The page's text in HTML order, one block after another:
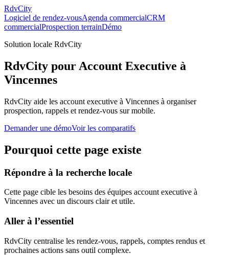
RdvCity
Logiciel de rendez-vousAgenda commercialCRM
commercialProspection terrainDémo
Solution locale RdvCity
RdvCity pour Account Executive à
Vincennes
RdvCity aide les account executive à Vincennes à organiser
prospection, rappels et rendez-vous sur mobile.
Demander une démoVoir les comparatifs
Pourquoi cette page existe
Répondre à la recherche locale
Cette page cible les besoins des équipes account executive à
Vincennes avec un discours clair et utile.
Aller à l’essentiel
RdvCity centralise les rendez-vous, rappels, comptes rendus et
prochaines actions sans outil complexe.